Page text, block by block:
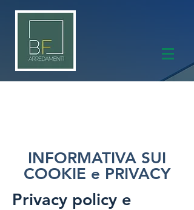
INFORMATIVA SUI
COOKIE e PRIVACY
Privacy policy e